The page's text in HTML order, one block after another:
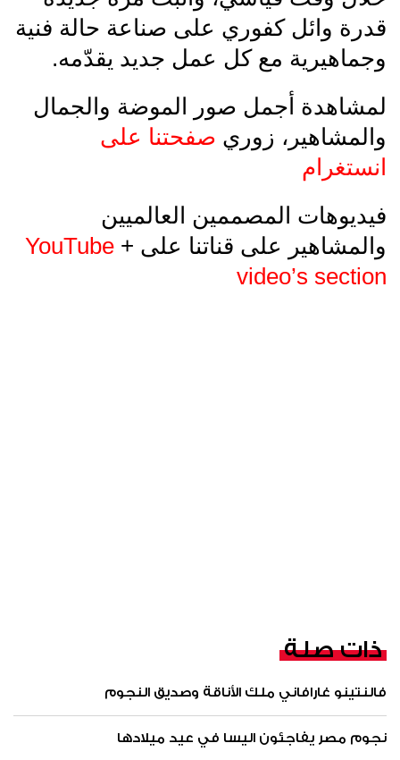
قدرة وائل كفوري على صناعة حالة فنية
وجماهيرية مع كل عمل جديد يقدّمه.
لمشاهدة أجمل صور الموضة والجمال
والمشاهير، زوري صفحتنا على
انستغرام
فيديوهات المصممين العالميين
والمشاهير على قناتنا على
YouTube +
video’s section
ذات صلة
فالنتينو غارافاني ملك الأناقة وصديق النجوم
نجوم مصر يفاجئون اليسا في عيد ميلادها